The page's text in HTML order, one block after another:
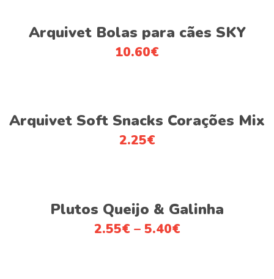
Adicionar
Arquivet Bolas para cães SKY
10.60€
Adicionar
Arquivet Soft Snacks Corações Mix
2.25€
Ver opções
product
has
Plutos Queijo & Galinha
2.55€ – 5.40€